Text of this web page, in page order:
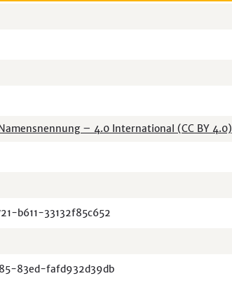
– 4.0 International (CC BY 4.0)
b611-33132f85c652
83ed-fafd932d39db